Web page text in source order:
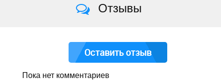
Отзывы
Оставить отзыв
Пока нет комментариев